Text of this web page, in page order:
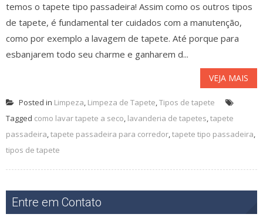
temos o tapete tipo passadeira! Assim como os outros tipos
de tapete, é fundamental ter cuidados com a manutenção,
como por exemplo a lavagem de tapete. Até porque para
esbanjarem todo seu charme e ganharem d...
VEJA MAIS
Posted in Limpeza, Limpeza de Tapete,Tipos de tapete
Tagged como lavar tapete a seco, lavanderia de tapetes,tapete
passadeira,tapete passadeira para corredor,tapete tipo passadeira,
tipos de tapete
Entre em Contato